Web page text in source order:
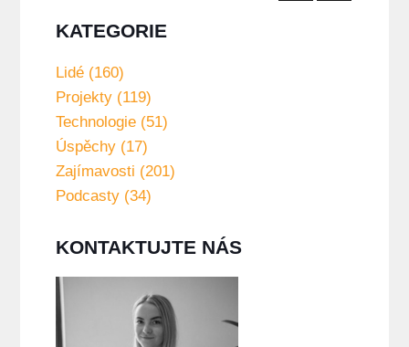
KATEGORIE
Lidé (160)
Projekty (119)
Technologie (51)
Úspěchy (17)
Zajímavosti (201)
Podcasty (34)
KONTAKTUJTE NÁS